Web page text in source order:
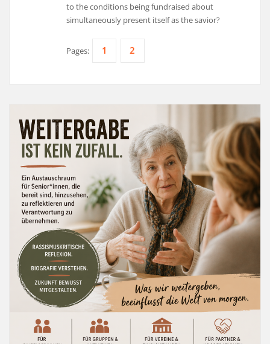
to the conditions being fundraised about
simultaneously present itself as the savior?
Pages: 1 2